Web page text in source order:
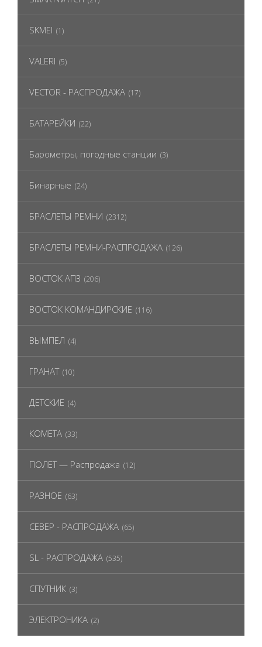
SKMEI (1)
VALERI (5)
VECTOR - РАСПРОДАЖА (17)
БАТАРЕЙКИ (22)
Барометры, погодные станции (3)
Бинарные (24)
БРАСЛЕТЫ РЕМНИ (2312)
БРАСЛЕТЫ РЕМНИ-РАСПРОДАЖА (126)
ВОСТОК АПЗ (206)
ВОСТОК КОМАНДИРСКИЕ (116)
ВЫМПЕЛ (4)
ГРАНАТ (10)
ДЕТСКИЕ (4)
КОМЕТА (33)
ПОЛЕТ — Распродажа (12)
РАЗНОЕ (63)
СЕВЕР - РАСПРОДАЖА (65)
SL - РАСПРОДАЖА (535)
СПУТНИК (3)
ЭЛЕКТРОНИКА (2)